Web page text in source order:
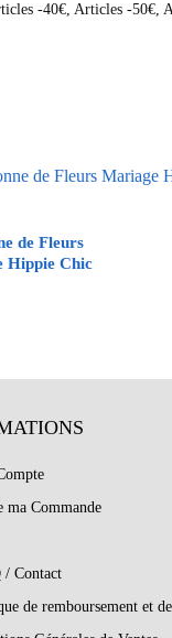
-40€, Articles -50€,
de Fleurs
Hippie Chic
ma Commande
/ Contact
de remboursement et